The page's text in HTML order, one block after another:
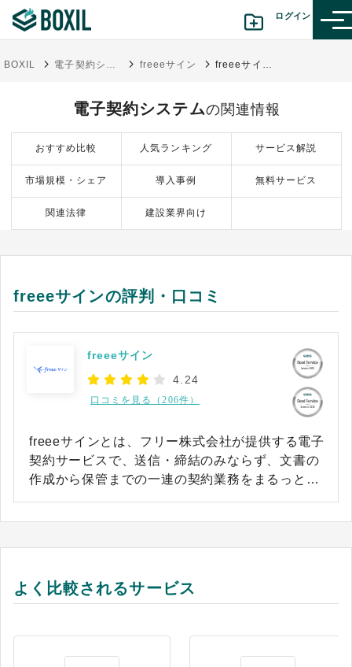
ログイン
診断から探す(β版)
記事から探す
BOXILの使い方ガイド
BOXIL 電子契約システム freeeサイン freeeサインの評判・口コミ
電子契約システムの関連情報
おすすめ比較 人気ランキング サービス解説
市場規模・シェア 導入事例 無料サービス
関連法律 建設業界向け
freeeサインの評判・口コミ
freeeサイン
4.24
口コミを見る（206件）
freeeサインとは、フリー株式会社が提供する電子
契約サービスで、送信・締結のみならず、文書の
作成から保管までの一連の契約業務をまるっとカ
よく比較されるサービス